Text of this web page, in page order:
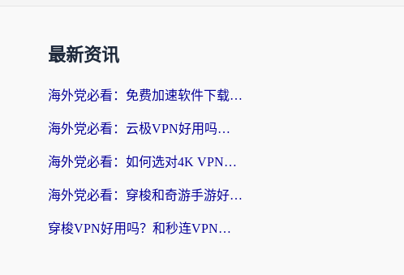
最新资讯
海外党必看：免费加速软件下载指南——无缝访问国内资源的正确打开方式
海外党必看：云极VPN好用吗？和旋风VPN对比哪个回国效果更好？附真实体验+选择攻略
海外党必看：如何选对4K VPN，无缝刷国内剧听网易云？
海外党必看：穿梭和奇游手游好用吗？3步选对回国加速器，流畅看CCTV5海外直播
穿梭VPN好用吗？和秒连VPN对比哪个回国效果更好？海外党亲测实用指南